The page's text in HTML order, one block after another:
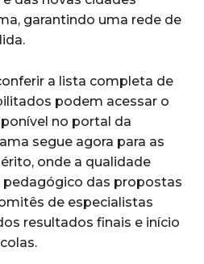
garantindo uma rede de
a lista completa de
podem acessar o
no portal da
segue agora para as
onde a qualidade
das propostas
de especialistas
resultados finais e início